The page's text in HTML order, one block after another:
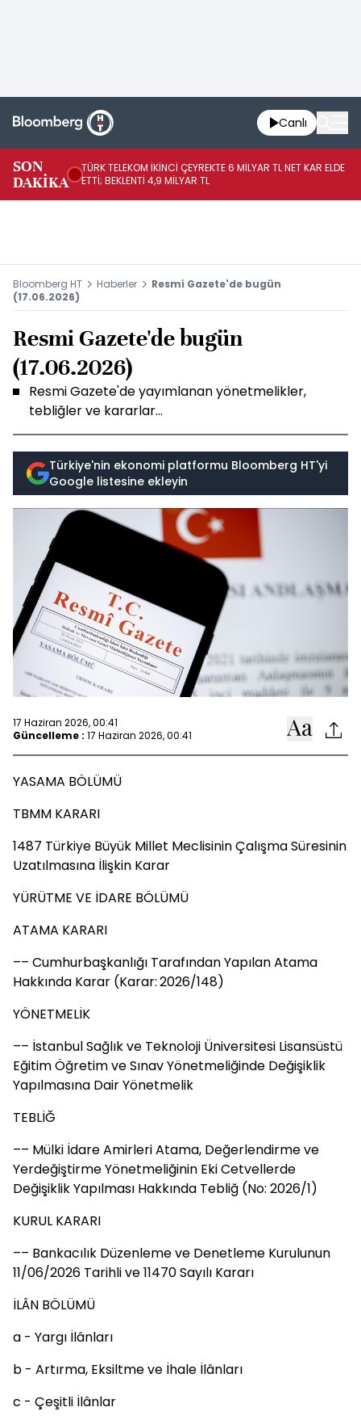
Canlı
SON
DAKİKA
TÜRK TELEKOM İKİNCİ ÇEYREKTE 6 MİLYAR TL NET KAR ELDE
ETTİ; BEKLENTİ 4,9 MİLYAR TL
Bloomberg HT Haberler
Resmi Gazete'de bugün
(17.06.2026)
Resmi Gazete'de bugün
(17.06.2026)
Resmi Gazete'de yayımlanan yönetmelikler,
tebliğler ve kararlar...
Türkiye'nin ekonomi platformu Bloomberg HT'yi
Google listesine ekleyin
17 Haziran 2026, 00:41
Güncelleme : 17 Haziran 2026, 00:41
YASAMA BÖLÜMÜ
TBMM KARARI
1487 Türkiye Büyük Millet Meclisinin Çalışma Süresinin
Uzatılmasına İlişkin Karar
YÜRÜTME VE İDARE BÖLÜMÜ
ATAMA KARARI
–– Cumhurbaşkanlığı Tarafından Yapılan Atama
Hakkında Karar (Karar: 2026/148)
YÖNETMELİK
–– İstanbul Sağlık ve Teknoloji Üniversitesi Lisansüstü
Eğitim Öğretim ve Sınav Yönetmeliğinde Değişiklik
Yapılmasına Dair Yönetmelik
TEBLİĞ
–– Mülki İdare Amirleri Atama, Değerlendirme ve
Yerdeğiştirme Yönetmeliğinin Eki Cetvellerde
Değişiklik Yapılması Hakkında Tebliğ (No: 2026/1)
KURUL KARARI
–– Bankacılık Düzenleme ve Denetleme Kurulunun
11/06/2026 Tarihli ve 11470 Sayılı Kararı
İLÂN BÖLÜMÜ
a - Yargı İlânları
b - Artırma, Eksiltme ve İhale İlânları
c - Çeşitli İlânlar